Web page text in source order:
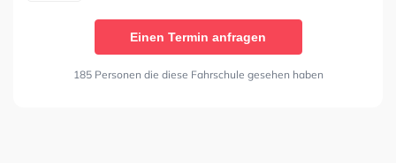
Einen Termin anfragen
185 Personen die diese Fahrschule gesehen haben